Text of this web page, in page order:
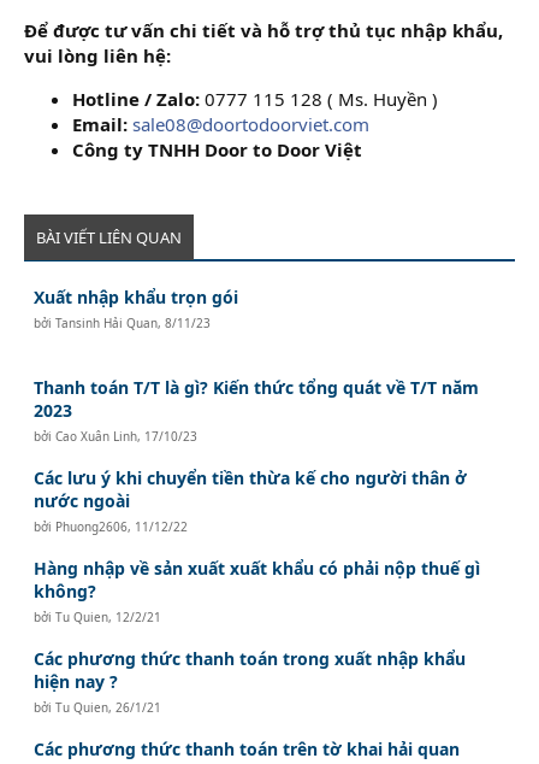
Để được tư vấn chi tiết và hỗ trợ thủ tục nhập khẩu,
vui lòng liên hệ:
Hotline / Zalo: 0777 115 128 ( Ms. Huyền )
Email: sale08@doortodoorviet.com
Công ty TNHH Door to Door Việt
BÀI VIẾT LIÊN QUAN
Xuất nhập khẩu trọn gói
bởiTansinh Hải Quan,8/11/23
Thanh toán T/T là gì? Kiến thức tổng quát về T/T năm
2023
bởiCao Xuân Linh, 17/10/23
Các lưu ý khi chuyển tiền thừa kế cho người thân ở
nước ngoài
bởi Phuong2606, 11/12/22
Hàng nhập về sản xuất xuất khẩu có phải nộp thuế gì
không?
bởiTu Quien, 12/2/21
Các phương thức thanh toán trong xuất nhập khẩu
hiện nay ?
bởiTu Quien, 26/1/21
Các phương thức thanh toán trên tờ khai hải quan